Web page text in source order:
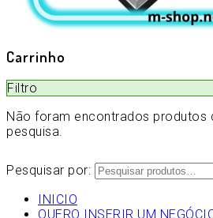
Carrinho
Filtro
Não foram encontrados produtos
pesquisa.
Pesquisar por:
INICIO
QUERO INSERIR UM